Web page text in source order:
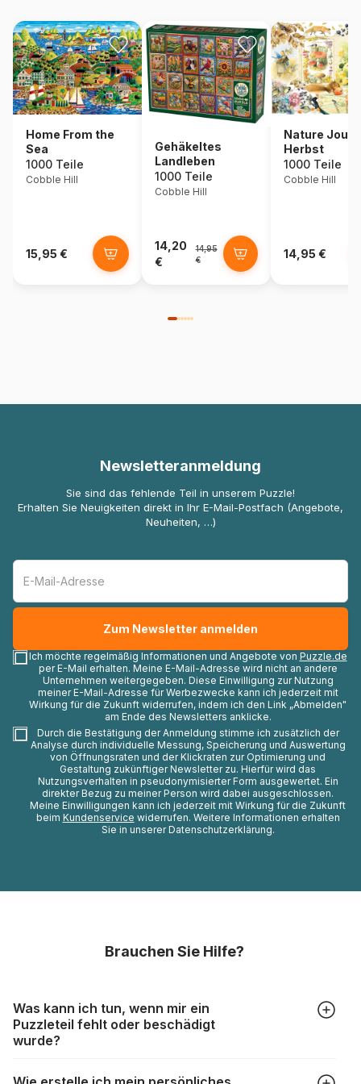
Home From the
Sea
1000 Teile
Cobble Hill
15,95 €
Gehäkeltes
Landleben
1000 Teile
Cobble Hill
14,20
€
14,95
€
Nature
Herbst
1000 Teile
Cobble Hill
14,95 €
Newsletteranmeldung
Sie sind das fehlende Teil in unserem Puzzle!
Erhalten Sie Neuigkeiten direkt in Ihr E-Mail-Postfach (Angebote,
Neuheiten, …)
Ich möchte regelmäßig Informationen und Angebote von Puzzle.de
per E-Mail erhalten. Meine E-Mail-Adresse wird nicht an andere
Unternehmen weitergegeben. Diese Einwilligung zur Nutzung
meiner E-Mail-Adresse für Werbezwecke kann ich jederzeit mit
Wirkung für die Zukunft widerrufen, indem ich den Link „Abmelden"
am Ende des Newsletters anklicke.
Durch die Bestätigung der Anmeldung stimme ich zusätzlich der
Analyse durch individuelle Messung, Speicherung und Auswertung
von Öffnungsraten und der Klickraten zur Optimierung und
Gestaltung zukünftiger Newsletter zu. Hierfür wird das
Nutzungsverhalten in pseudonymisierter Form ausgewertet. Ein
direkter Bezug zu meiner Person wird dabei ausgeschlossen.
Meine Einwilligungen kann ich jederzeit mit Wirkung für die Zukunft
beim Kundenservice widerrufen. Weitere Informationen erhalten
Sie in unserer Datenschutzerklärung.
Brauchen Sie Hilfe?
Was kann ich tun, wenn mir ein
Puzzleteil fehlt oder beschädigt
wurde?